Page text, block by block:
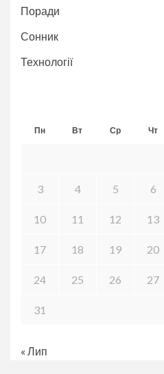
Поради
Сонник
Технології
Пн Вт Ср Чт
3 4 5 6
10 11 12 13
17 18 19 20
24 25 26 27
31
« Лип